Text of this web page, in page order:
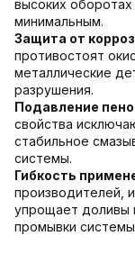
высоких
минимальным.
Защита от
противостоят
металлические
разрушения.
Подавление
свойства
стабильное
системы.
Гибкость
производителей,
упрощает доливы
промывки